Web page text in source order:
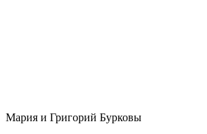
Мария и Григорий Бурковы